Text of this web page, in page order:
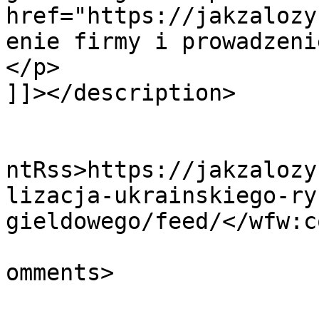
href="https://
enie firmy i
</p>
]]></description>
ntRss>https://
lizacja-ukrainskiego-
gieldowego/feed/</
omments>